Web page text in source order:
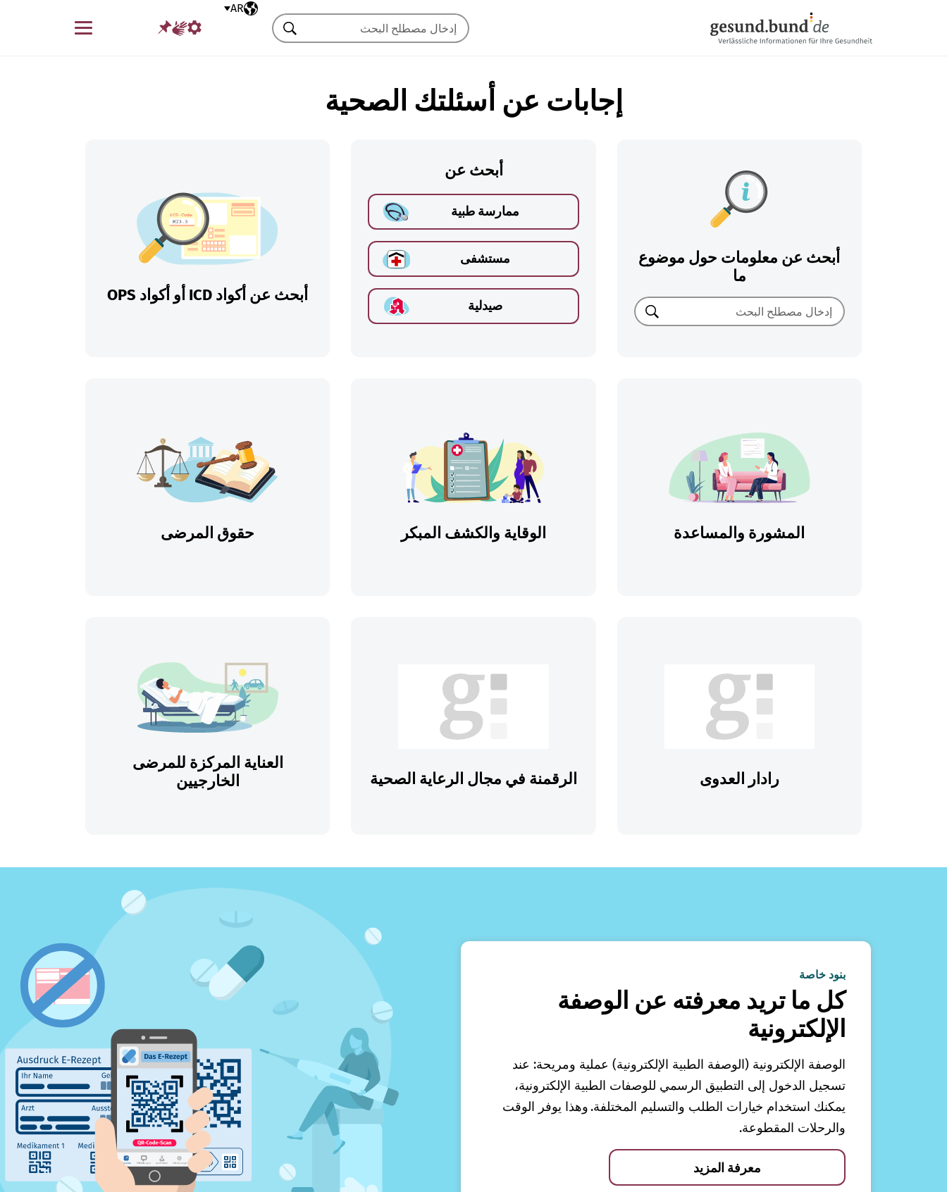
اللغة المختارةAR
قائمة
بحث
إجابات عن أسئلتك الصحية
أبحث عن معلومات حول موضوع
ما
بحث
أبحث عن
ممارسة طبية
مستشفى
صيدلية
أبحث عن أكواد ICD أو أكواد OPS
المشورة والمساعدة الوقاية والكشف المبكر حقوق المرضى
رادار العدوى الرقمنة في مجال الرعاية الصحية
العناية المركزة للمرضى
الخارجيين
بنود خاصة
كل ما تريد معرفته عن الوصفة
الإلكترونية
الوصفة الإلكترونية (الوصفة الطبية الإلكترونية) عملية ومريحة: عند
تسجيل الدخول إلى التطبيق الرسمي للوصفات الطبية الإلكترونية،
يمكنك استخدام خيارات الطلب والتسليم المختلفة. وهذا يوفر الوقت
والرحلات المقطوعة.
معرفة المزيد